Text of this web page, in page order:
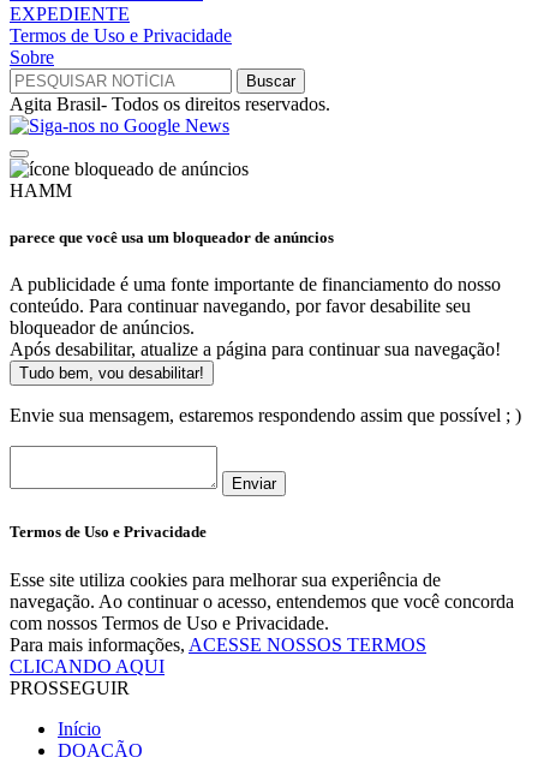
EXPEDIENTE
Termos de Uso e Privacidade
Sobre
Agita Brasil- Todos os direitos reservados.
HAMM
parece que você usa um bloqueador de anúncios
A publicidade é uma fonte importante de financiamento do nosso
conteúdo. Para continuar navegando, por favor desabilite seu
bloqueador de anúncios.
Após desabilitar, atualize a página para continuar sua navegação!
Tudo bem, vou desabilitar!
Envie sua mensagem, estaremos respondendo assim que possível ; )
Enviar
Termos de Uso e Privacidade
Esse site utiliza cookies para melhorar sua experiência de
navegação. Ao continuar o acesso, entendemos que você concorda
com nossos Termos de Uso e Privacidade.
Para mais informações, ACESSE NOSSOS TERMOS
CLICANDO AQUI
PROSSEGUIR
Início
DOAÇÃO